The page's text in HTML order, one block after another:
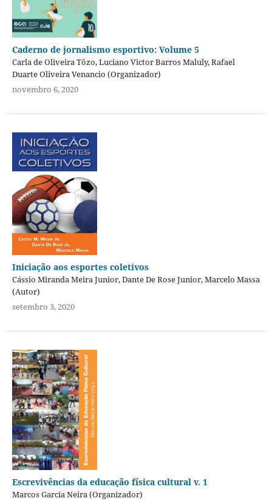
Caderno de jornalismo esportivo: Volume 5
Carla de Oliveira Tôzo, Luciano Victor Barros Maluly, Rafael
Duarte Oliveira Venancio (Organizador)
novembro 6, 2020
Iniciação aos esportes coletivos
Cássio Miranda Meira Junior, Dante De Rose Junior, Marcelo Massa
(Autor)
setembro 3, 2020
Escrevivências da educação física cultural v. 1
Marcos Garcia Neira (Organizador)